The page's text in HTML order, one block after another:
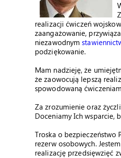
realizacji ćwiczeń
zaangażowanie,
niezawodnym
podziękowanie.
Mam nadzieję, że
że zaowocują lepszą
spowodowaną
Za zrozumienie oraz
Doceniamy Ich wsparcie,
Troska o bezpieczeństwo
rezerw osobowych.
realizację przedsięwzięć